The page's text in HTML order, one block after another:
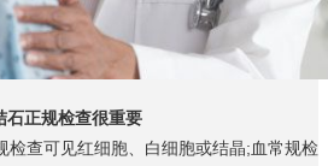
石正规检查很重要
检查可见红细胞、白细胞或结晶;血常规检